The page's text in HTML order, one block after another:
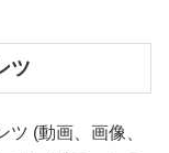
ツ
(動画、画像、